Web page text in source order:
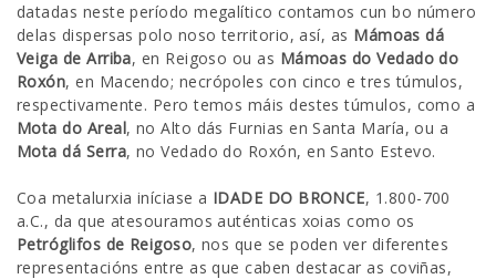
datadas neste período megalítico contamos cun bo número
delas dispersas polo noso territorio, así, as Mámoas dá
Veiga de Arriba, en Reigoso ou as Mámoas do Vedado do
Roxón, en Macendo; necrópoles con cinco e tres túmulos,
respectivamente. Pero temos máis destes túmulos, como a
Mota do Areal, no Alto dás Furnias en Santa María, ou a
Mota dá Serra, no Vedado do Roxón, en Santo Estevo.
Coa metalurxia iníciase a IDADE DO BRONCE, 1.800-700
a.C., da que atesouramos auténticas xoias como os
Petróglifos de Reigoso, nos que se poden ver diferentes
representacións entre as que caben destacar as coviñas,